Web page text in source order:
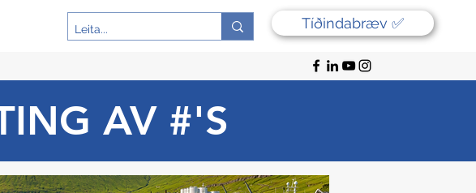
Tíðindabræv ✅
AV #'S